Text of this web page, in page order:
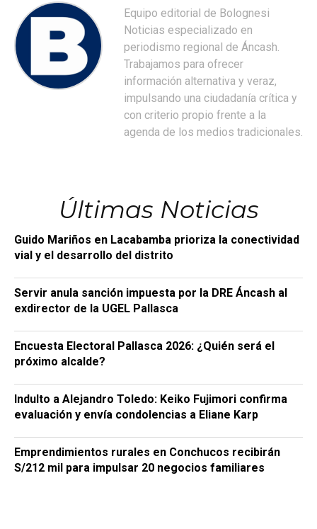
Equipo editorial de Bolognesi
Noticias especializado en
periodismo regional de Áncash.
Trabajamos para ofrecer
información alternativa y veraz,
impulsando una ciudadanía crítica y
con criterio propio frente a la
agenda de los medios tradicionales.
Últimas Noticias
Guido Mariños en Lacabamba prioriza la conectividad
vial y el desarrollo del distrito
Servir anula sanción impuesta por la DRE Áncash al
exdirector de la UGEL Pallasca
Encuesta Electoral Pallasca 2026: ¿Quién será el
próximo alcalde?
Indulto a Alejandro Toledo: Keiko Fujimori confirma
evaluación y envía condolencias a Eliane Karp
Emprendimientos rurales en Conchucos recibirán
S/212 mil para impulsar 20 negocios familiares